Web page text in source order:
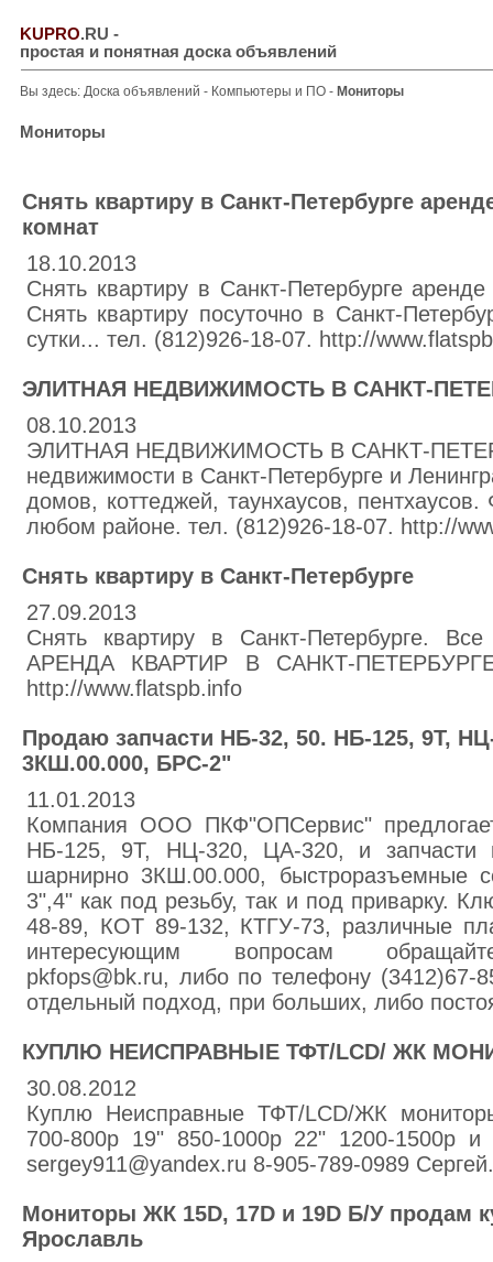
KUPRO.RU -
простая и понятная доска объявлений
Вы здесь: Доска объявлений - Компьютеры и ПО - Мониторы
Мониторы
Снять квартиру в Санкт-Петербурге
комнат
18.10.2013
Снять квартиру в Санкт-Петербурге
Снять квартиру посуточно в Санкт-
сутки... тел. (812)926-18-07. http://
ЭЛИТНАЯ НЕДВИЖИМОСТЬ В САНКТ-
08.10.2013
ЭЛИТНАЯ НЕДВИЖИМОСТЬ В САНКТ-
недвижимости в Санкт-Петербурге и
домов, коттеджей, таунхаусов,
любом районе. тел. (812)926-18-07. http://
Снять квартиру в Санкт-Петербурге
27.09.2013
Снять квартиру в Санкт-Петербурге.
АРЕНДА КВАРТИР В САНКТ-
http://www.flatspb.info
Продаю запчасти НБ-32, 50. НБ-125, 9Т,
3КШ.00.000, БРС-2"
11.01.2013
Компания ООО ПКФ"ОПСервис"
НБ-125, 9Т, НЦ-320, ЦА-320, и запчасти
шарнирно 3КШ.00.000, быстроразъемные
3",4" как под резьбу, так и под приварку.
48-89, КОТ 89-132, КТГУ-73, различные
интересующим вопросам
pkfops@bk.ru, либо по телефону (3412)67-
отдельный подход, при больших, либо
КУПЛЮ НЕИСПРАВНЫЕ ТФТ/LCD/ ЖК
30.08.2012
Куплю Неисправные ТФТ/LCD/ЖК
700-800р 19" 850-1000р 22" 1200-1500р и
sergey911@yandex.ru 8-905-789-0989 Сергей.
Мониторы ЖК 15D, 17D и 19D Б/У продам
Ярославль